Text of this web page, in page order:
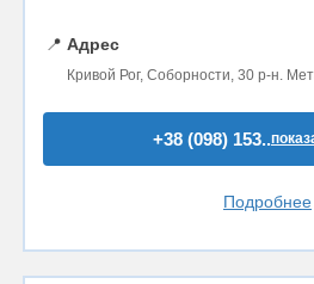
📍 Адрес
Кривой Рог, Соборности, 30 р-н.
+38 (098) 153..
Подробнее